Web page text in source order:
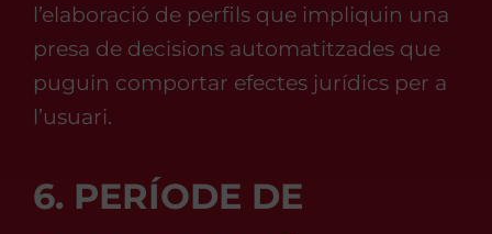
l’elaboració de perfils que impliquin una
presa de decisions automatitzades que
puguin comportar efectes jurídics per a
l’usuari.
6. PERÍODE DE